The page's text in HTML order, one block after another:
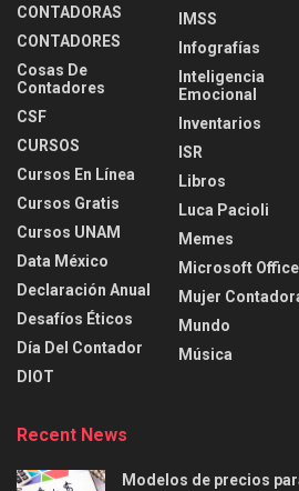
CONTADORAS
CONTADORES
Cosas De
Contadores
CSF
CURSOS
Cursos En Línea
Cursos Gratis
Cursos UNAM
Data México
Declaración Anual
Desafíos Éticos
Día Del Contador
DIOT
IMSS
Infografías
Inteligencia
Emocional
Inventarios
ISR
Libros
Luca Pacioli
Memes
Microsoft Office
Mujer
Mundo
Música
Recent News
Modelos de precios